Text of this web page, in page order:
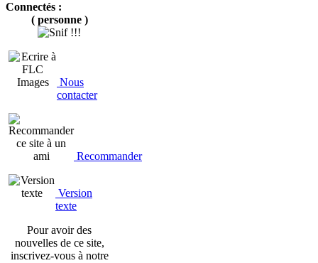
Connectés :
( personne )
Nous
contacter
Recommander
Version
texte
Pour avoir des
nouvelles de ce site,
inscrivez-vous à notre